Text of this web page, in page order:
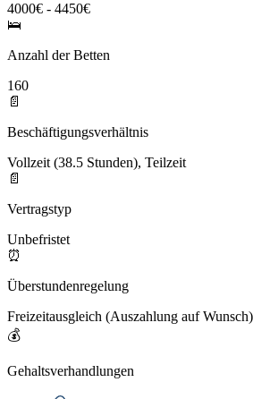
4000€ - 4450€
🛌
Anzahl der Betten
160
📄
Beschäftigungsverhältnis
Vollzeit (38.5 Stunden), Teilzeit
📄
Vertragstyp
Unbefristet
⏰
Überstundenregelung
Freizeitausgleich (Auszahlung auf Wunsch)
💰
Gehaltsverhandlungen